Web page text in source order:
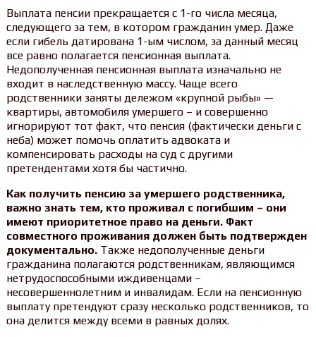
Выплата пенсии прекращается с 1-го числа месяца,
следующего за тем, в котором гражданин умер. Даже
если гибель датирована 1-ым числом, за данный месяц
все равно полагается пенсионная выплата.
Недополученная пенсионная выплата изначально не
входит в наследственную массу. Чаще всего
родственники заняты дележом «крупной рыбы» —
квартиры, автомобиля умершего – и совершенно
игнорируют тот факт, что пенсия (фактически деньги с
неба) может помочь оплатить адвоката и
компенсировать расходы на суд с другими
претендентами хотя бы частично.
Как получить пенсию за умершего родственника,
важно знать тем, кто проживал с погибшим – они
имеют приоритетное право на деньги. Факт
совместного проживания должен быть подтвержден
документально.Также недополученные деньги
гражданина полагаются родственникам, являющимся
нетрудоспособными иждивенцами –
несовершеннолетним и инвалидам. Если на пенсионную
выплату претендуют сразу несколько родственников, то
она делится между всеми в равных долях.